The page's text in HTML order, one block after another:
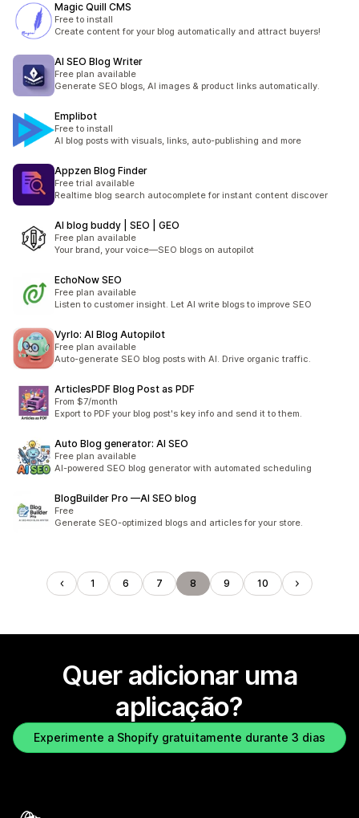
Magic Quill CMS
Free to install
Create content for your blog automatically and attract buyers!
AI SEO Blog Writer
Free plan available
Generate SEO blogs, AI images & product links automatically.
Emplibot
Free to install
AI blog posts with visuals, links, auto-publishing and more
Appzen Blog Finder
Free trial available
Realtime blog search autocomplete for instant content discover
AI blog buddy | SEO | GEO
Free plan available
Your brand, your voice—SEO blogs on autopilot
EchoNow SEO
Free plan available
Listen to customer insight. Let AI write blogs to improve SEO
Vyrlo: AI Blog Autopilot
Free plan available
Auto-generate SEO blog posts with AI. Drive organic traffic.
ArticlesPDF Blog Post as PDF
From $7/month
Export to PDF your blog post's key info and send it to them.
Auto Blog generator: AI SEO
Free plan available
AI-powered SEO blog generator with automated scheduling
BlogBuilder Pro —AI SEO blog
Free
Generate SEO-optimized blogs and articles for your store.
1 6 7 8 9 10
Quer adicionar uma
aplicação?
Experimente a Shopify gratuitamente durante 3 dias